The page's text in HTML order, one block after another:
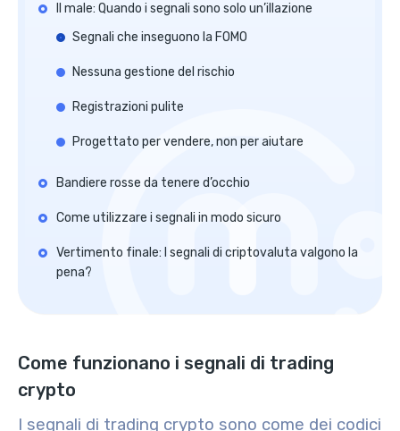
Il male: Quando i segnali sono solo un’illazione
Segnali che inseguono la FOMO
Nessuna gestione del rischio
Registrazioni pulite
Progettato per vendere, non per aiutare
Bandiere rosse da tenere d’occhio
Come utilizzare i segnali in modo sicuro
Vertimento finale: I segnali di criptovaluta valgono la
pena?
Come funzionano i segnali di trading
crypto
I segnali di trading crypto sono come dei codici